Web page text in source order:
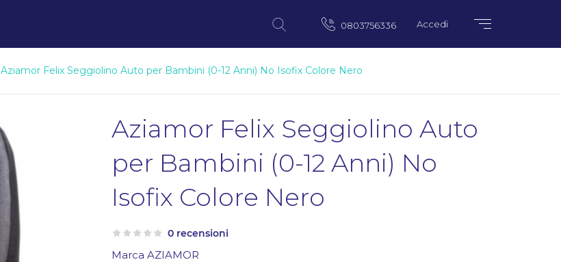
0803756336 Accedi
Aziamor Felix Seggiolino Auto per Bambini (0-12 Anni) No Isofix Colore Nero
Aziamor Felix Seggiolino Auto
per Bambini (0-12 Anni) No
Isofix Colore Nero
0 recensioni
Marca AZIAMOR